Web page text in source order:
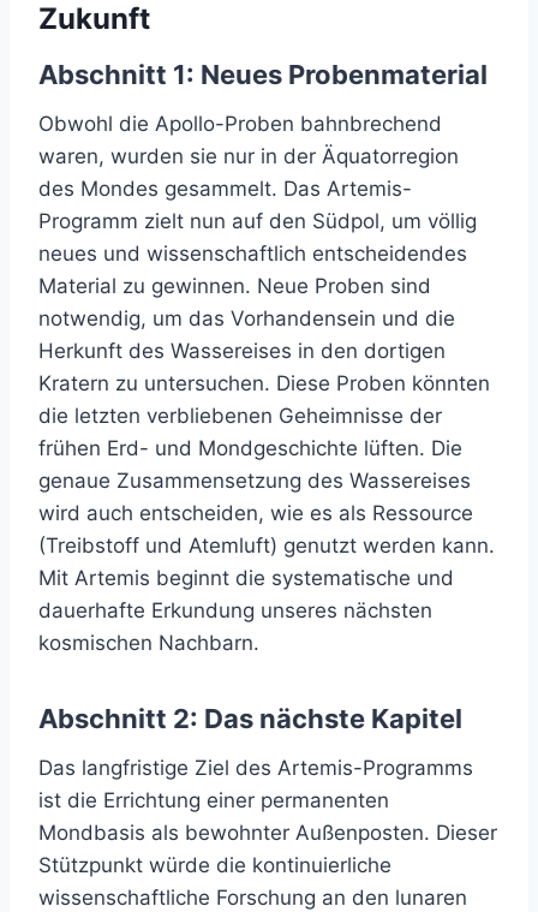
Zukunft
Abschnitt 1: Neues Probenmaterial
Obwohl die Apollo-Proben bahnbrechend
waren, wurden sie nur in der Äquatorregion
des Mondes gesammelt. Das Artemis-
Programm zielt nun auf den Südpol, um völlig
neues und wissenschaftlich entscheidendes
Material zu gewinnen. Neue Proben sind
notwendig, um das Vorhandensein und die
Herkunft des Wassereises in den dortigen
Kratern zu untersuchen. Diese Proben könnten
die letzten verbliebenen Geheimnisse der
frühen Erd- und Mondgeschichte lüften. Die
genaue Zusammensetzung des Wassereises
wird auch entscheiden, wie es als Ressource
(Treibstoff und Atemluft) genutzt werden kann.
Mit Artemis beginnt die systematische und
dauerhafte Erkundung unseres nächsten
kosmischen Nachbarn.
Abschnitt 2: Das nächste Kapitel
Das langfristige Ziel des Artemis-Programms
ist die Errichtung einer permanenten
Mondbasis als bewohnter Außenposten. Dieser
Stützpunkt würde die kontinuierliche
wissenschaftliche Forschung an den lunaren